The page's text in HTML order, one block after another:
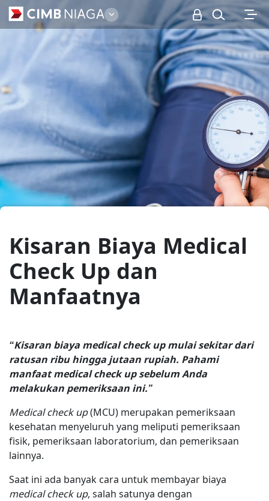
Personal
Kisaran Biaya Medical
Check Up dan
Manfaatnya
“Kisaran biaya medical check up mulai sekitar dari
ratusan ribu hingga jutaan rupiah. Pahami
manfaat medical check up sebelum Anda
melakukan pemeriksaan ini.”
Medical check up(MCU) merupakan pemeriksaan
kesehatan menyeluruh yang meliputi pemeriksaan
fisik, pemeriksaan laboratorium, dan pemeriksaan
lainnya.
Saat ini ada banyak cara untuk membayar biaya
medical check up, salah satunya dengan